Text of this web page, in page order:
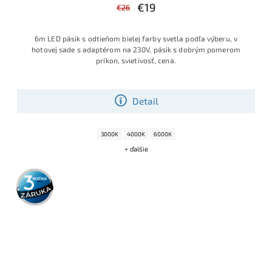
€26 €19
Detail
6m LED pásik s odtieňom bielej farby svetla podľa výberu, v
hotovej sade s adaptérom na 230V, pásik s dobrým pomerom
príkon, svietivosť, cena.
3000K 4000K 6000K
+ ďalšie
3 roky
záruka